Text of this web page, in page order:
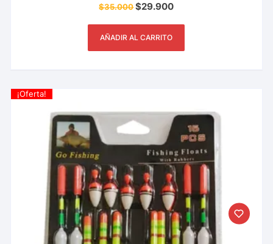
5.00
de 5
$35.000$29.900
AÑADIR AL CARRITO
¡Oferta!